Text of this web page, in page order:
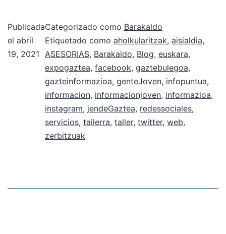
Publicada
el abril
19, 2021
Categorizado como Barakaldo
Etiquetado como aholkularitzak, aisialdia,
ASESORIAS, Barakaldo, Blog, euskara,
expogaztea, facebook, gaztebulegoa,
gazteinformazioa, genteJoven, infopuntua,
informacion, informacionjoven, informazioa,
instagram, jendeGaztea, redessociales,
servicios, tailerra, taller, twitter, web,
zerbitzuak